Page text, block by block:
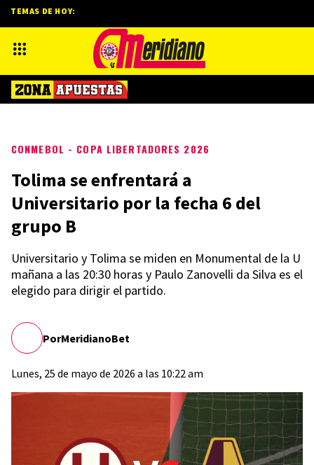
CONMEBOL - COPA LIBERTADORES 2026
Tolima se enfrentará a
Universitario por la fecha 6 del
grupo B
Universitario y Tolima se miden en Monumental de la U
mañana a las 20:30 horas y Paulo Zanovelli da Silva es el
elegido para dirigir el partido.
PorMeridianoBet
Lunes, 25 de mayo de 2026 a las 10:22 am
TEMAS DE HOY: